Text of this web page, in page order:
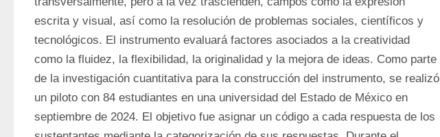
escrita y visual, así como la resolución de problemas sociales, científicos y
tecnológicos. El instrumento evaluará factores asociados a la creatividad
como la fluidez, la flexibilidad, la originalidad y la mejora de ideas. Como parte
de la investigación cuantitativa para la construcción del instrumento, se realizó
un piloto con 84 estudiantes en una universidad del Estado de México en
septiembre de 2024. El objetivo fue asignar un código a cada respuesta de los